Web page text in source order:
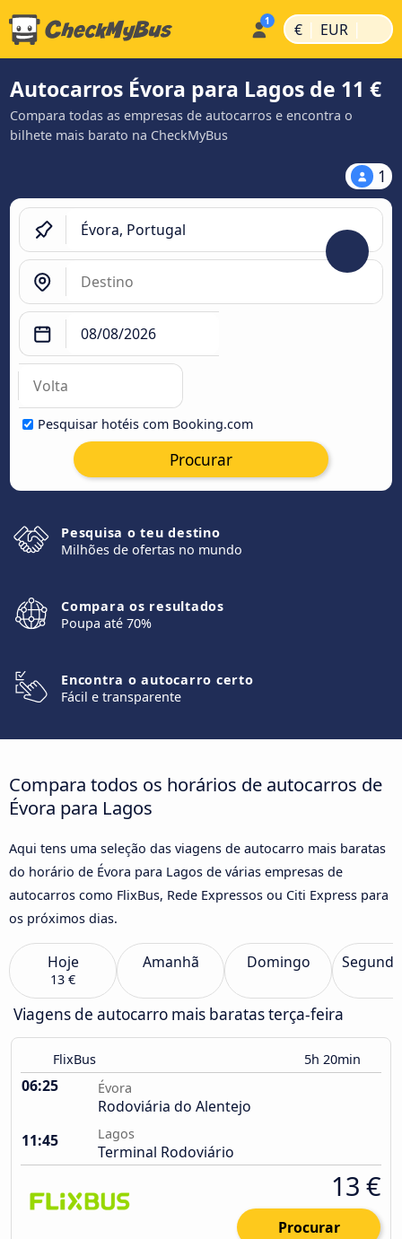
€ | EUR |
Autocarros Évora para Lagos de 11 €
Compara todas as empresas de autocarros e encontra o
bilhete mais barato na CheckMyBus
1
Pesquisar hotéis com Booking.com
Procurar
Pesquisa o teu destino
Milhões de ofertas no mundo
Compara os resultados
Poupa até 70%
Encontra o autocarro certo
Fácil e transparente
Compara todos os horários de autocarros de
Évora para Lagos
Aqui tens uma seleção das viagens de autocarro mais baratas
do horário de Évora para Lagos de várias empresas de
autocarros como FlixBus, Rede Expressos ou Citi Express para
os próximos dias.
Hoje
13 €
Amanhã Domingo
Viagens de autocarro mais baratas terça-feira
FlixBus 5h 20min
06:25 Évora
Rodoviária do Alentejo
11:45
Lagos
Terminal Rodoviário
13 €
Procurar